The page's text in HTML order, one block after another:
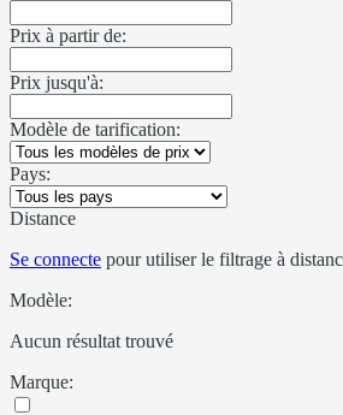
Prix à partir de:
Prix jusqu'à:
Modèle de tarification:
Pays:
Distance
Se connecte pour utiliser le filtrage à
Modèle:
Aucun résultat trouvé
Marque: